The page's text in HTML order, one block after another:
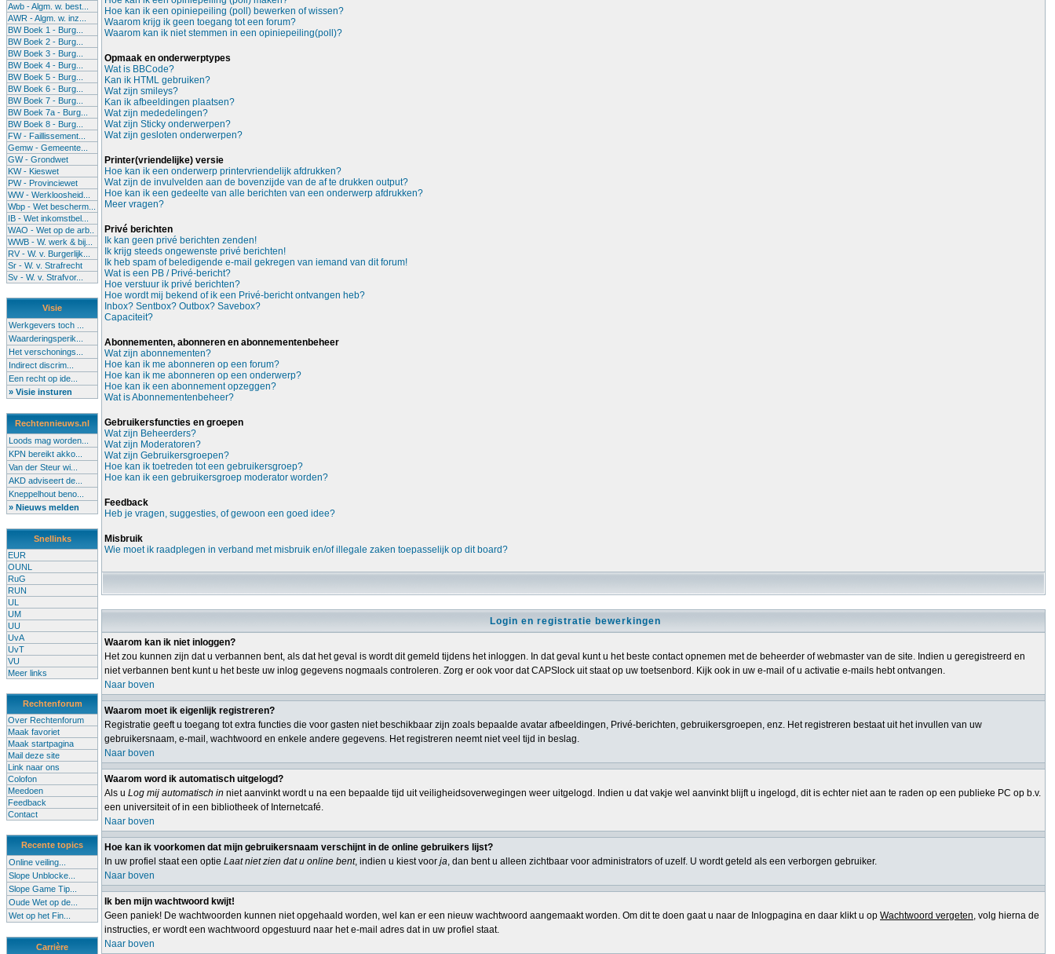
Awb - Algm. w. best...
AWR - Algm. w. inz...
BW Boek 1 - Burg...
BW Boek 2 - Burg...
BW Boek 3 - Burg...
BW Boek 4 - Burg...
BW Boek 5 - Burg...
BW Boek 6 - Burg...
BW Boek 7 - Burg...
BW Boek 7a - Burg...
BW Boek 8 - Burg...
FW - Faillissement...
Gemw - Gemeente...
GW - Grondwet
KW - Kieswet
PW - Provinciewet
WW - Werkloosheid...
Wbp - Wet bescherm...
IB - Wet inkomstbel...
WAO - Wet op de arb..
WWB - W. werk & bij...
RV - W. v. Burgerlijk...
Sr - W. v. Strafrecht
Sv - W. v. Strafvor...
Visie
Werkgevers toch ...
Waarderingsperik...
Het verschonings...
Indirect discrim...
Een recht op ide...
» Visie insturen
Rechtennieuws.nl
Loods mag worden...
KPN bereikt akko...
Van der Steur wi...
AKD adviseert de...
Kneppelhout beno...
» Nieuws melden
Snellinks
EUR
OUNL
RuG
RUN
UL
UM
UU
UvA
UvT
VU
Meer links
Rechtenforum
Over Rechtenforum
Maak favoriet
Maak startpagina
Mail deze site
Link naar ons
Colofon
Meedoen
Feedback
Contact
Recente topics
Online veiling...
Slope Unblocke...
Slope Game Tip...
Oude Wet op de...
Wet op het Fin...
Carrière
Hoe kan ik een opiniepeiling (poll) bewerken of wissen?
Waarom krijg ik geen toegang tot een forum?
Waarom kan ik niet stemmen in een opiniepeiling(poll)?
Opmaak en onderwerptypes
Wat is BBCode?
Kan ik HTML gebruiken?
Wat zijn smileys?
Kan ik afbeeldingen plaatsen?
Wat zijn mededelingen?
Wat zijn Sticky onderwerpen?
Wat zijn gesloten onderwerpen?
Printer(vriendelijke) versie
Hoe kan ik een onderwerp printervriendelijk afdrukken?
Wat zijn de invulvelden aan de bovenzijde van de af te drukken output?
Hoe kan ik een gedeelte van alle berichten van een onderwerp afdrukken?
Meer vragen?
Privé berichten
Ik kan geen privé berichten zenden!
Ik krijg steeds ongewenste privé berichten!
Ik heb spam of beledigende e-mail gekregen van iemand van dit forum!
Wat is een PB / Privé-bericht?
Hoe verstuur ik privé berichten?
Hoe wordt mij bekend of ik een Privé-bericht ontvangen heb?
Inbox? Sentbox? Outbox? Savebox?
Capaciteit?
Abonnementen, abonneren en abonnementenbeheer
Wat zijn abonnementen?
Hoe kan ik me abonneren op een forum?
Hoe kan ik me abonneren op een onderwerp?
Hoe kan ik een abonnement opzeggen?
Wat is Abonnementenbeheer?
Gebruikersfuncties en groepen
Wat zijn Beheerders?
Wat zijn Moderatoren?
Wat zijn Gebruikersgroepen?
Hoe kan ik toetreden tot een gebruikersgroep?
Hoe kan ik een gebruikersgroep moderator worden?
Feedback
Heb je vragen, suggesties, of gewoon een goed idee?
Misbruik
Wie moet ik raadplegen in verband met misbruik en/of illegale zaken toepasselijk op dit board?
Login en registratie bewerkingen
Waarom kan ik niet inloggen?
Het zou kunnen zijn dat u verbannen bent, als dat het geval is wordt dit gemeld tijdens het inloggen. In dat geval kunt u het beste contact opnemen met de beheerder of webmaster van de site. Indien u geregistreerd en
niet verbannen bent kunt u het beste uw inlog gegevens nogmaals controleren. Zorg er ook voor dat CAPSlock uit staat op uw toetsenbord. Kijk ook in uw e-mail of u activatie e-mails hebt ontvangen.
Naar boven
Waarom moet ik eigenlijk registreren?
Registratie geeft u toegang tot extra functies die voor gasten niet beschikbaar zijn zoals bepaalde avatar afbeeldingen, Privé-berichten, gebruikersgroepen, enz. Het registreren bestaat uit het invullen van uw
gebruikersnaam, e-mail, wachtwoord en enkele andere gegevens. Het registreren neemt niet veel tijd in beslag.
Naar boven
Waarom word ik automatisch uitgelogd?
Als u Log mij automatisch in niet aanvinkt wordt u na een bepaalde tijd uit veiligheidsoverwegingen weer uitgelogd. Indien u dat vakje wel aanvinkt blijft u ingelogd, dit is echter niet aan te raden op een publieke PC op b.v.
een universiteit of in een bibliotheek of Internetcafé.
Naar boven
Hoe kan ik voorkomen dat mijn gebruikersnaam verschijnt in de online gebruikers lijst?
In uw profiel staat een optie Laat niet zien dat u online bent, indien u kiest voor ja, dan bent u alleen zichtbaar voor administrators of uzelf. U wordt geteld als een verborgen gebruiker.
Naar boven
Ik ben mijn wachtwoord kwijt!
Geen paniek! De wachtwoorden kunnen niet opgehaald worden, wel kan er een nieuw wachtwoord aangemaakt worden. Om dit te doen gaat u naar de Inlogpagina en daar klikt u op Wachtwoord vergeten, volg hierna de
instructies, er wordt een wachtwoord opgestuurd naar het e-mail adres dat in uw profiel staat.
Naar boven